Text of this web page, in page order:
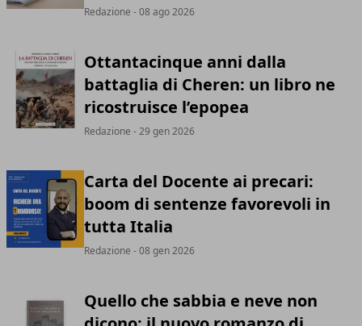
Redazione - 08 ago 2026
Ottantacinque anni dalla
battaglia di Cheren: un libro ne
ricostruisce l’epopea
Redazione - 29 gen 2026
Carta del Docente ai precari:
boom di sentenze favorevoli in
tutta Italia
Redazione - 08 gen 2026
Quello che sabbia e neve non